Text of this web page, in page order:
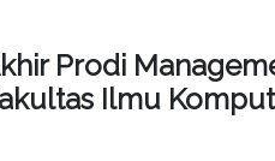
Prodi
Ilmu